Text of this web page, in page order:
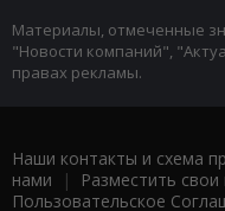
Материалы, отмеченные
"Новости компаний",
правах рекламы.
Наши контакты и схема
нами | Разместить
Пользовательское